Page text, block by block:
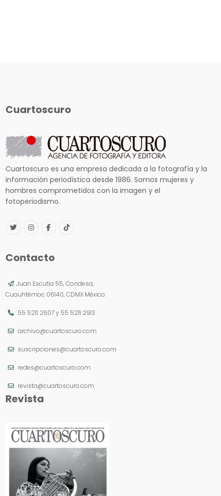
Cuartoscuro
Cuartoscuro es una empresa dedicada a la fotografía y la
información periodística desde 1986. Somos mujeres y
hombres comprometidos con la imagen y el
fotoperiodismo.
Contacto
Juan Escutia 55, Condesa,
Cuauhtémoc 06140, CDMX México.
55 5211 2607y 55 5211 2913
archivo@cuartoscuro.com
suscripciones@cuartoscuro.com
redes@cuartoscuro.com
revista@cuartoscuro.com
Revista